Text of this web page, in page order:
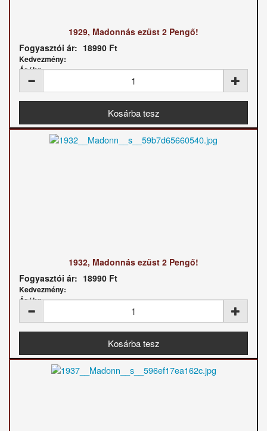
1929, Madonnás ezüst 2 Pengő!
Fogyasztói ár: 18990 Ft
Kedvezmény:
Ár / kg:
1932, Madonnás ezüst 2 Pengő!
Fogyasztói ár: 18990 Ft
Kedvezmény:
Ár / kg: